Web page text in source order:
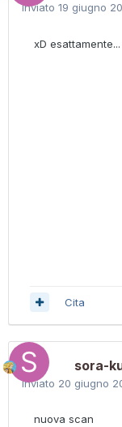
Inviato 19 giugno
xD
Cita
sora-
Inviato 20 giugno
nuova scan